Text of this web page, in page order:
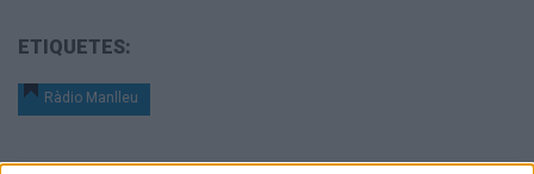
ETIQUETES:
Ràdio Manlleu